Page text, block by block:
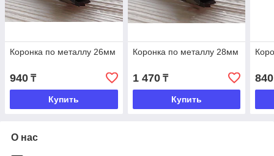
Коронка по металлу 26мм
940 ₸
Купить
Коронка по металлу 28мм
1 470₸
Купить
840
О нас